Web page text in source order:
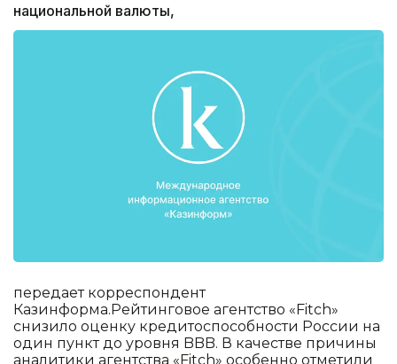
национальной валюты,
передает корреспондент
Казинформа.Рейтинговое агентство «Fitch»
снизило оценку кредитоспособности России на
один пункт до уровня BBB. В качестве причины
аналитики агентства «Fitch» особенно отметили